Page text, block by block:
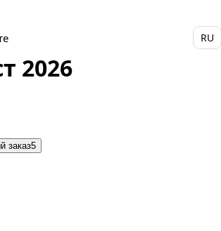
RU
2026
заказ5